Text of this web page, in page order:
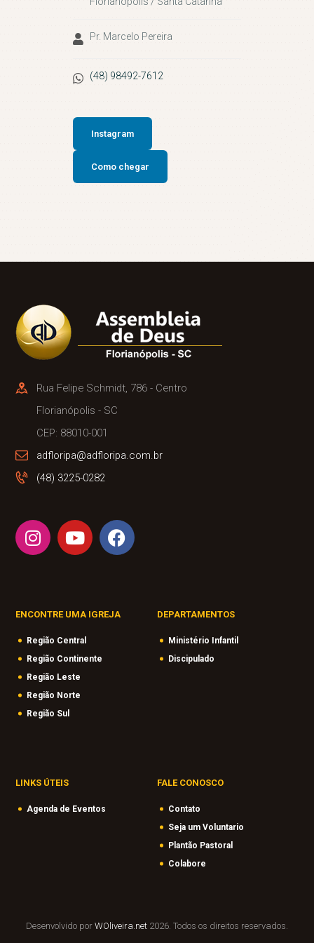
Pr. Marcelo Pereira
(48) 98492-7612
Instagram
Como chegar
Rua Felipe Schmidt, 786 - Centro
Florianópolis - SC
CEP: 88010-001
adfloripa@adfloripa.com.br
(48) 3225-0282
ENCONTRE UMA IGREJA
Região Central
Região Continente
Região Leste
Região Norte
Região Sul
DEPARTAMENTOS
Ministério Infantil
Discipulado
LINKS ÚTEIS
Agenda de Eventos
FALE CONOSCO
Contato
Seja um Voluntario
Plantão Pastoral
Colabore
Desenvolvido por WOliveira.net 2026. Todos os direitos reservados.